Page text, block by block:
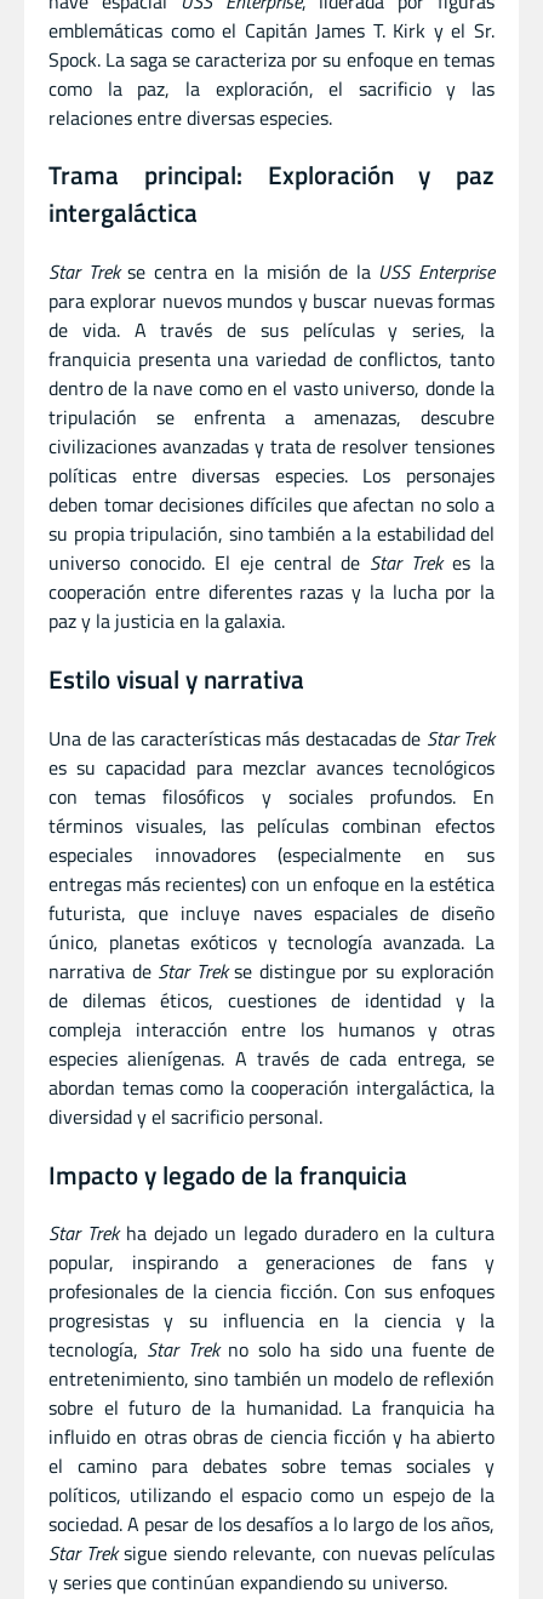
emblemáticas como el Capitán James T. Kirk y el Sr.
Spock. La saga se caracteriza por su enfoque en temas
como la paz, la exploración, el sacrificio y las
relaciones entre diversas especies.
Trama principal: Exploración y paz
intergaláctica
Star Trekse centra en la misión de la USS Enterprise
para explorar nuevos mundos y buscar nuevas formas
de vida. A través de sus películas y series, la
franquicia presenta una variedad de conflictos, tanto
dentro de la nave como en el vasto universo, donde la
tripulación se enfrenta a amenazas, descubre
civilizaciones avanzadas y trata de resolver tensiones
políticas entre diversas especies. Los personajes
deben tomar decisiones difíciles que afectan no solo a
su propia tripulación, sino también a la estabilidad del
universo conocido. El eje central de Star Trekes la
cooperación entre diferentes razas y la lucha por la
paz y la justicia en la galaxia.
Estilo visual y narrativa
Una de las características más destacadas de Star Trek
es su capacidad para mezclar avances tecnológicos
con temas filosóficos y sociales profundos. En
términos visuales, las películas combinan efectos
especiales innovadores (especialmente en sus
entregas más recientes) con un enfoque en la estética
futurista, que incluye naves espaciales de diseño
único, planetas exóticos y tecnología avanzada. La
narrativa de Star Trekse distingue por su exploración
de dilemas éticos, cuestiones de identidad y la
compleja interacción entre los humanos y otras
especies alienígenas. A través de cada entrega, se
abordan temas como la cooperación intergaláctica, la
diversidad y el sacrificio personal.
Impacto y legado de la franquicia
Star Trekha dejado un legado duradero en la cultura
popular, inspirando a generaciones de fans y
profesionales de la ciencia ficción. Con sus enfoques
progresistas y su influencia en la ciencia y la
tecnología, Star Trekno solo ha sido una fuente de
entretenimiento, sino también un modelo de reflexión
sobre el futuro de la humanidad. La franquicia ha
influido en otras obras de ciencia ficción y ha abierto
el camino para debates sobre temas sociales y
políticos, utilizando el espacio como un espejo de la
sociedad. A pesar de los desafíos a lo largo de los años,
Star Treksigue siendo relevante, con nuevas películas
y series que continúan expandiendo su universo.